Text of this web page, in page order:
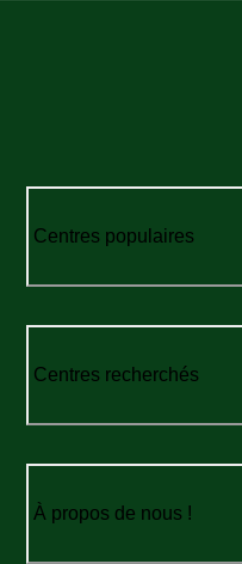
Centres populaires
Centres recherchés
À propos de nous !